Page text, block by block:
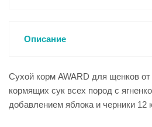
Описание
Сухой корм AWARD для щенков
кормящих сук всех пород с
добавлением яблока и черники 12